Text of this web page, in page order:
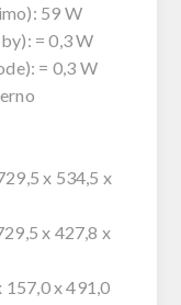
59 W
= 0,3 W
= 0,3 W
x 534,5 x
x 427,8 x
157,0 x 491,0